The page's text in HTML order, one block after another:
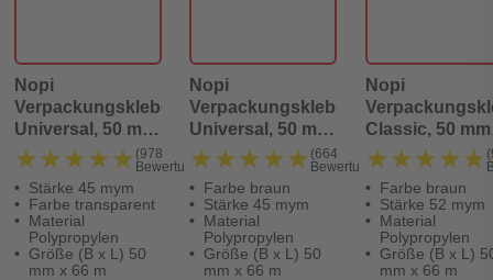
Nopi
Verpackungsklebeband
Universal, 50 mm
x 66 m,
transparent
★★★★★
★★★★★ (978
Bewertungen)
Stärke 45 mym
Farbe transparent
Material
Polypropylen
Größe (B x L) 50
mm x 66 m
Nopi
Verpackungsklebeband
Universal, 50 mm
x 66 m, braun
★★★★★
★★★★★ (664
Bewertungen)
Farbe braun
Stärke 45 mym
Material
Polypropylen
Größe (B x L) 50
mm x 66 m
Nopi
Classic, 50
66 m, braun
★★★★★
★★★★★
Farbe braun
Stärke 52 mym
Material
Polypropylen
Größe (B x L)
mm x 66 m